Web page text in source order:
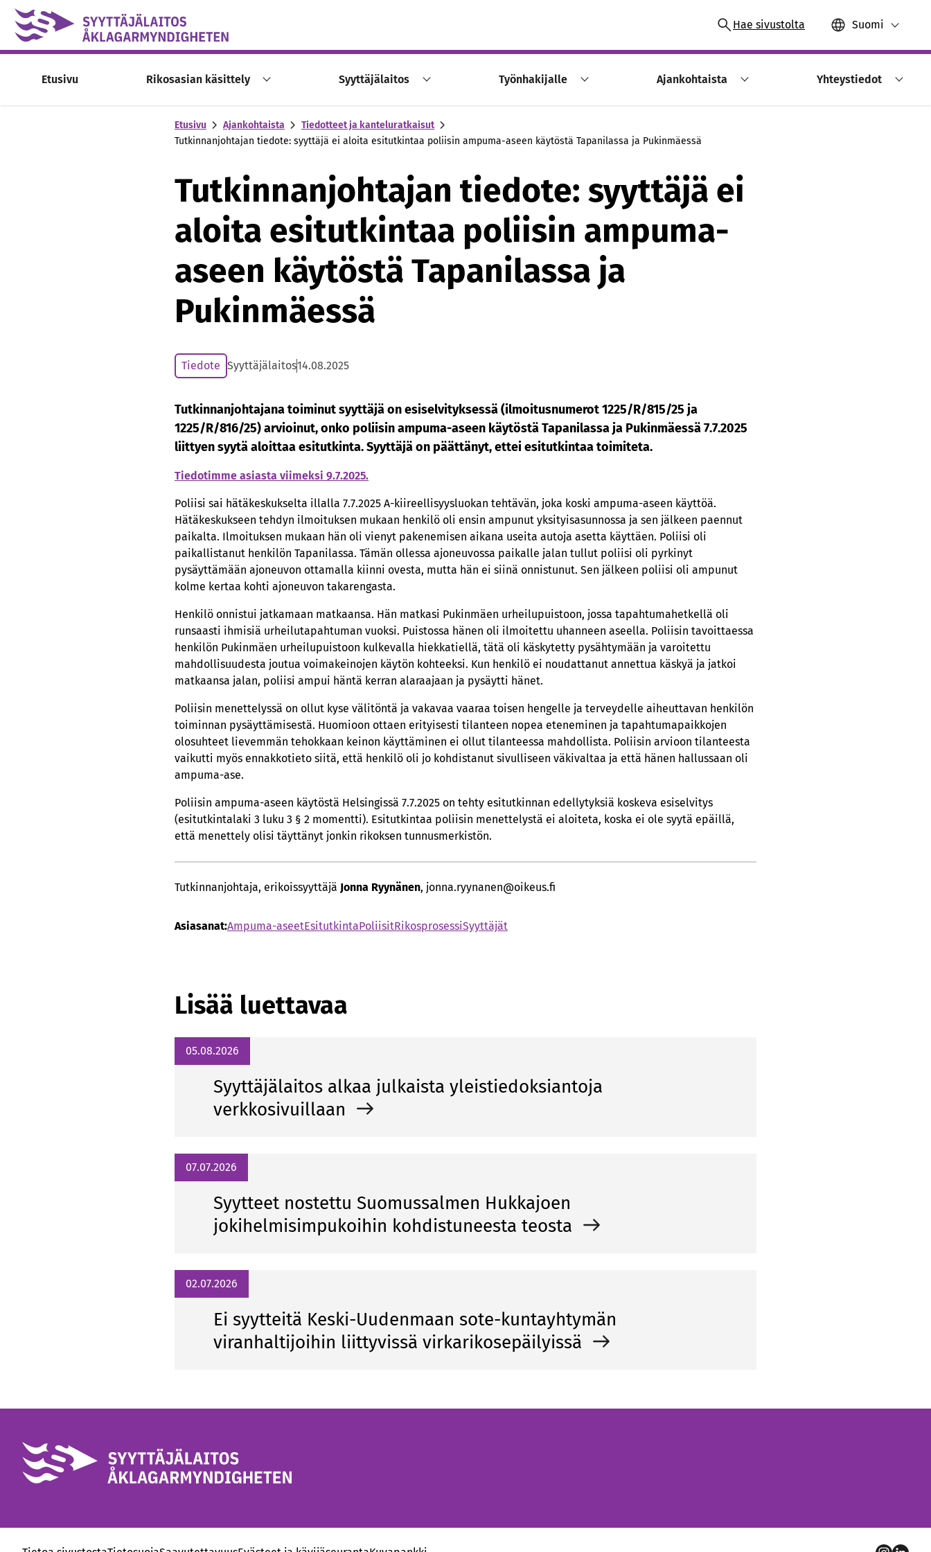
Skip to content -saavutettavuusohje
Hae sivustolta Suomi
Etusivu Rikosasian käsittely Syyttäjälaitos Työnhakijalle Ajankohtaista Yhteystiedot
Etusivu Ajankohtaista
Tiedotteet ja kanteluratkaisut
Tutkinnanjohtajan tiedote: syyttäjä ei aloita esitutkintaa poliisin ampuma-aseen käytöstä Tapanilassa ja Pukinmäessä
Tutkinnanjohtajan tiedote: syyttäjä ei
aloita esitutkintaa poliisin ampuma-
aseen käytöstä Tapanilassa ja
Pukinmäessä
Tiedote Syyttäjälaitos14.08.2025
Tutkinnanjohtajana toiminut syyttäjä on esiselvityksessä (ilmoitusnumerot 1225/R/815/25 ja
1225/R/816/25) arvioinut, onko poliisin ampuma-aseen käytöstä Tapanilassa ja Pukinmäessä 7.7.2025
liittyen syytä aloittaa esitutkinta. Syyttäjä on päättänyt, ettei esitutkintaa toimiteta.
Tiedotimme asiasta viimeksi 9.7.2025.
Poliisi sai hätäkeskukselta illalla 7.7.2025 A-kiireellisyysluokan tehtävän, joka koski ampuma-aseen käyttöä.
Hätäkeskukseen tehdyn ilmoituksen mukaan henkilö oli ensin ampunut yksityisasunnossa ja sen jälkeen paennut
paikalta. Ilmoituksen mukaan hän oli vienyt pakenemisen aikana useita autoja asetta käyttäen. Poliisi oli
paikallistanut henkilön Tapanilassa. Tämän ollessa ajoneuvossa paikalle jalan tullut poliisi oli pyrkinyt
pysäyttämään ajoneuvon ottamalla kiinni ovesta, mutta hän ei siinä onnistunut. Sen jälkeen poliisi oli ampunut
kolme kertaa kohti ajoneuvon takarengasta.
Henkilö onnistui jatkamaan matkaansa. Hän matkasi Pukinmäen urheilupuistoon, jossa tapahtumahetkellä oli
runsaasti ihmisiä urheilutapahtuman vuoksi. Puistossa hänen oli ilmoitettu uhanneen aseella. Poliisin tavoittaessa
henkilön Pukinmäen urheilupuistoon kulkevalla hiekkatiellä, tätä oli käskytetty pysähtymään ja varoitettu
mahdollisuudesta joutua voimakeinojen käytön kohteeksi. Kun henkilö ei noudattanut annettua käskyä ja jatkoi
matkaansa jalan, poliisi ampui häntä kerran alaraajaan ja pysäytti hänet.
Poliisin menettelyssä on ollut kyse välitöntä ja vakavaa vaaraa toisen hengelle ja terveydelle aiheuttavan henkilön
toiminnan pysäyttämisestä. Huomioon ottaen erityisesti tilanteen nopea eteneminen ja tapahtumapaikkojen
olosuhteet lievemmän tehokkaan keinon käyttäminen ei ollut tilanteessa mahdollista. Poliisin arvioon tilanteesta
vaikutti myös ennakkotieto siitä, että henkilö oli jo kohdistanut sivulliseen väkivaltaa ja että hänen hallussaan oli
ampuma-ase.
Poliisin ampuma-aseen käytöstä Helsingissä 7.7.2025 on tehty esitutkinnan edellytyksiä koskeva esiselvitys
(esitutkintalaki 3 luku 3 § 2 momentti). Esitutkintaa poliisin menettelystä ei aloiteta, koska ei ole syytä epäillä,
että menettely olisi täyttänyt jonkin rikoksen tunnusmerkistön.
Tutkinnanjohtaja, erikoissyyttäjä Jonna Ryynänen, jonna.ryynanen@oikeus.fi
Asiasanat:Ampuma-aseetEsitutkintaPoliisitRikosprosessiSyyttäjät
Lisää luettavaa
05.08.2026
Syyttäjälaitos alkaa julkaista yleistiedoksiantoja
verkkosivuillaan
07.07.2026
Syytteet nostettu Suomussalmen Hukkajoen
jokihelmisimpukoihin kohdistuneesta teosta
02.07.2026
Ei syytteitä Keski-Uudenmaan sote-kuntayhtymän
viranhaltijoihin liittyvissä virkarikosepäilyissä